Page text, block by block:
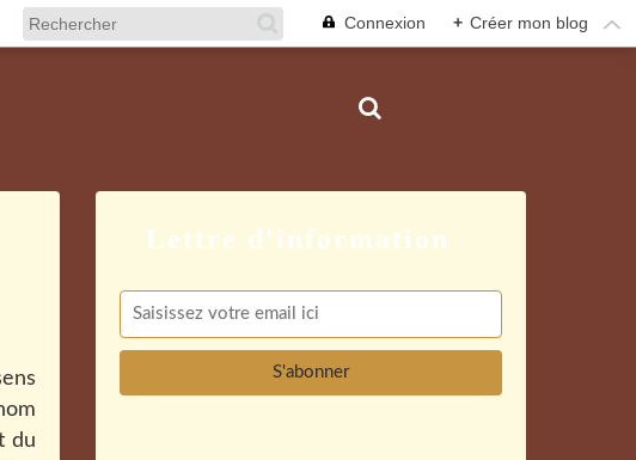
Connexion + Créer mon blog
du